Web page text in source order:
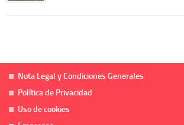
Nota Legal y Condiciones Generales
Política de Privacidad
Uso de cookies